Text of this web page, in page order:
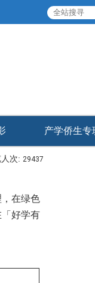
产学侨生专
次: 29437
在绿色
好学有